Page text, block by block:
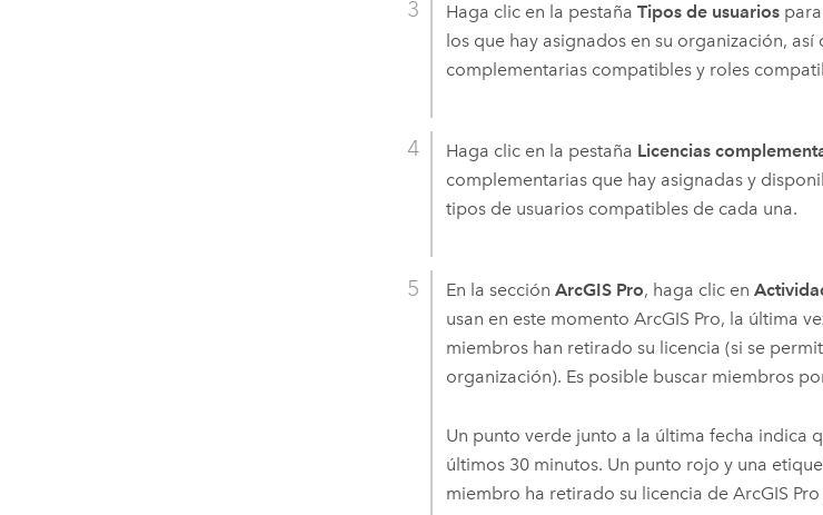
Haga clic en la pestañaTipos de usuarios
los que hay asignados en su organización,
complementarias compatibles y roles
Haga clic en la pestaña Licencias
complementarias que hay asignadas y
tipos de usuarios compatibles de cada una.
En la secciónArcGIS Pro, haga clic en
usan en este momentoArcGIS Pro, la última
miembros han retirado su licencia (si se
organización). Es posible buscar miembros
Un punto verde junto a la última fecha indica
últimos 30 minutos. Un punto rojo y una
miembro ha retirado su licencia deArcGIS Pro